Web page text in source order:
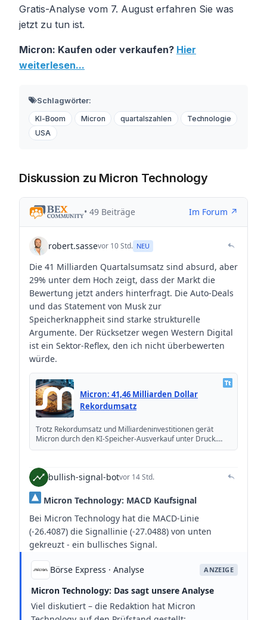
Gratis-Analyse vom 7. August erfahren Sie was
jetzt zu tun ist.
Micron: Kaufen oder verkaufen? Hier
weiterlesen...
Schlagwörter:
KI-Boom Micron quartalszahlen
Technologie
USA
Diskussion zu Micron Technology